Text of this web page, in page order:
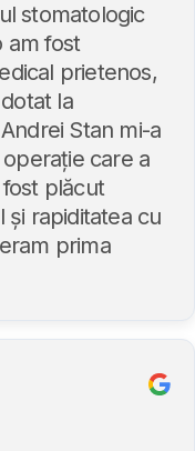
stomatologic
am fost
prietenos,
la
Stan mi-a
care a
plăcut
și rapiditatea cu
prima